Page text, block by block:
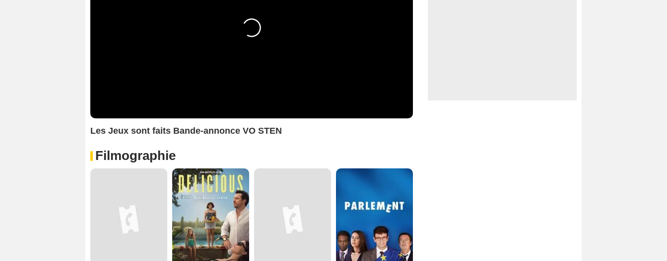
Les Jeux sont faits Bande-annonce VO STEN
Filmographie